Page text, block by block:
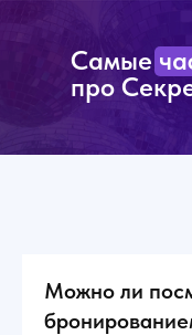
Самые
про
Можно ли